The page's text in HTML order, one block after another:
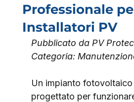
Professionale
Installatori PV
Pubblicato da PV
Categoria:
Un impianto
progettato per